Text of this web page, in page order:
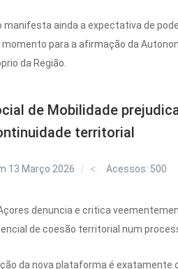
ainda a expectativa de
para a afirmação da
da Região.
de Mobilidade
territorial
13 Março 2026 Acessos: 500
denuncia e critica
de coesão territorial num
da nova plataforma é